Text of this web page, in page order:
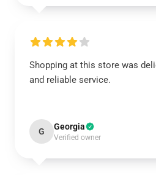
Shopping at this store was
and reliable service.
G Georgia
Verified owner